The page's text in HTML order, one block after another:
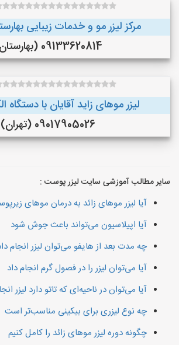
مرکز لیزر مو و خدمات زیبایی
09133620814 (بهارستان)
لیزر موهای زاید آقایان با دستگاه
09017905026 (تهران)
سایر مطالب آموزشی سایت لیزر پوست :
آیا لیزر موهای زائد به درمان موهای
آیا اپیلاسیون می‌تواند باعث جوش شود
چه مدت بعد از هایفو می‌توان لیزر انجام
آیا می‌توان لیزر را در فصول گرم انجام داد
آیا می‌توان در ناحیه‌ای که تاتو دارد لیزر
چه نوع لیزری برای بیکینی مناسب‌تر است
چگونه دوره لیزر موهای زائد را کامل کنیم